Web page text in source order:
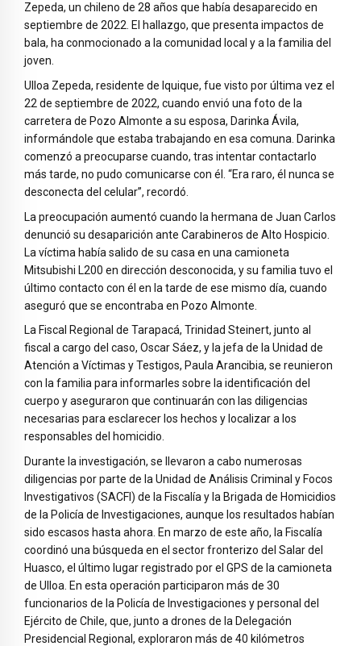
Zepeda, un chileno de 28 años que había desaparecido en
septiembre de 2022. El hallazgo, que presenta impactos de
bala, ha conmocionado a la comunidad local y a la familia del
joven.
Ulloa Zepeda, residente de Iquique, fue visto por última vez el
22 de septiembre de 2022, cuando envió una foto de la
carretera de Pozo Almonte a su esposa, Darinka Ávila,
informándole que estaba trabajando en esa comuna. Darinka
comenzó a preocuparse cuando, tras intentar contactarlo
más tarde, no pudo comunicarse con él. “Era raro, él nunca se
desconecta del celular”, recordó.
La preocupación aumentó cuando la hermana de Juan Carlos
denunció su desaparición ante Carabineros de Alto Hospicio.
La víctima había salido de su casa en una camioneta
Mitsubishi L200 en dirección desconocida, y su familia tuvo el
último contacto con él en la tarde de ese mismo día, cuando
aseguró que se encontraba en Pozo Almonte.
La Fiscal Regional de Tarapacá, Trinidad Steinert, junto al
fiscal a cargo del caso, Oscar Sáez, y la jefa de la Unidad de
Atención a Víctimas y Testigos, Paula Arancibia, se reunieron
con la familia para informarles sobre la identificación del
cuerpo y aseguraron que continuarán con las diligencias
necesarias para esclarecer los hechos y localizar a los
responsables del homicidio.
Durante la investigación, se llevaron a cabo numerosas
diligencias por parte de la Unidad de Análisis Criminal y Focos
Investigativos (SACFI) de la Fiscalía y la Brigada de Homicidios
de la Policía de Investigaciones, aunque los resultados habían
sido escasos hasta ahora. En marzo de este año, la Fiscalía
coordinó una búsqueda en el sector fronterizo del Salar del
Huasco, el último lugar registrado por el GPS de la camioneta
de Ulloa. En esta operación participaron más de 30
funcionarios de la Policía de Investigaciones y personal del
Ejército de Chile, que, junto a drones de la Delegación
Presidencial Regional, exploraron más de 40 kilómetros